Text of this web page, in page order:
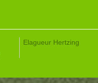
Elagueur Hertzing